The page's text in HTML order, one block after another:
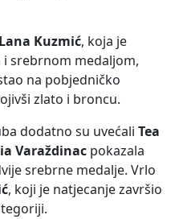
Lana Kuzmić, koja je
i srebrnom medaljom,
na pobjedničko
zlato i broncu.
dodatno su uvećali Tea
Varaždinac pokazala
srebrne medalje. Vrlo
, koji je natjecanje završio